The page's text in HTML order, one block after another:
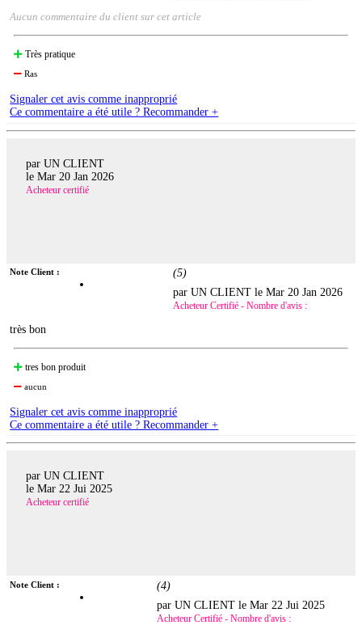
Aucun commentaire du client sur cet article
Très pratique
Ras
Signaler cet avis comme inapproprié
Ce commentaire a été utile ? Recommander +
par UN CLIENT
le Mar 20 Jan 2026
Acheteur certifié
Note Client : (5)
par UN CLIENT leMar 20 Jan 2026
Acheteur Certifié - Nombre d'avis :
très bon
tres bon produit
aucun
Signaler cet avis comme inapproprié
Ce commentaire a été utile ? Recommander +
par UN CLIENT
le Mar 22 Jui 2025
Acheteur certifié
Note Client : (4)
par UN CLIENT leMar 22 Jui 2025
Acheteur Certifié - Nombre d'avis :